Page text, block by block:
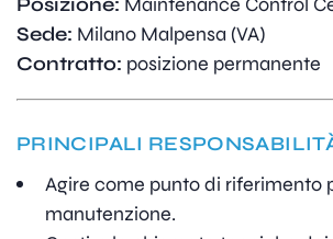
Sede: Milano Malpensa (VA)
Contratto: posizione permanente
PRINCIPALI
Agire come punto di riferimento
manutenzione.